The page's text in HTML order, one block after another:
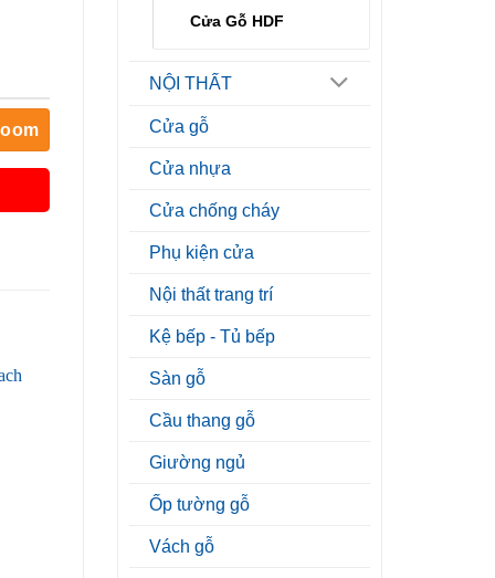
Cửa Gỗ HDF
NỘI THẤT
Cửa gỗ
Cửa nhựa
Cửa chống cháy
Phụ kiện cửa
Nội thất trang trí
Kệ bếp - Tủ bếp
Sàn gỗ
Cầu thang gỗ
Giường ngủ
Ốp tường gỗ
Vách gỗ